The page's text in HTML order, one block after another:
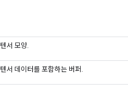
텐서 모양.
텐서 데이터를 포함하는 버퍼.